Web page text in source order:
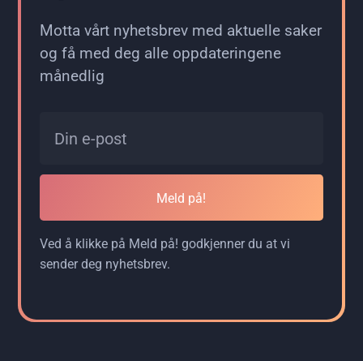
Motta vårt nyhetsbrev med aktuelle saker
og få med deg alle oppdateringene
månedlig
Meld på!
Ved å klikke på Meld på! godkjenner du at vi
sender deg nyhetsbrev.